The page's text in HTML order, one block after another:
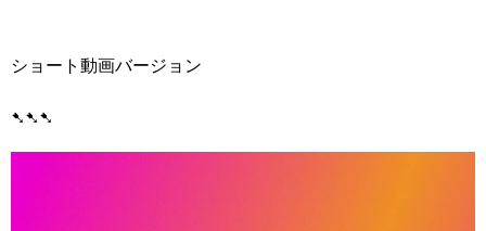
ショート動画バージョン
➷➷➷